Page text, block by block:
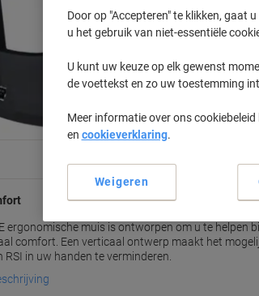
ergonomische muis is ontworpen om u te helpen
comfort. Een verticaal ontwerp maakt het
in uw handen te verminderen.
Door op "Accepteren" te klikken, gaat
u het gebruik van niet-essentiële
U kunt uw keuze op elk gewenst
de voettekst en zo uw toestemming
Meer informatie over ons
en cookieverklaring.
Weigeren